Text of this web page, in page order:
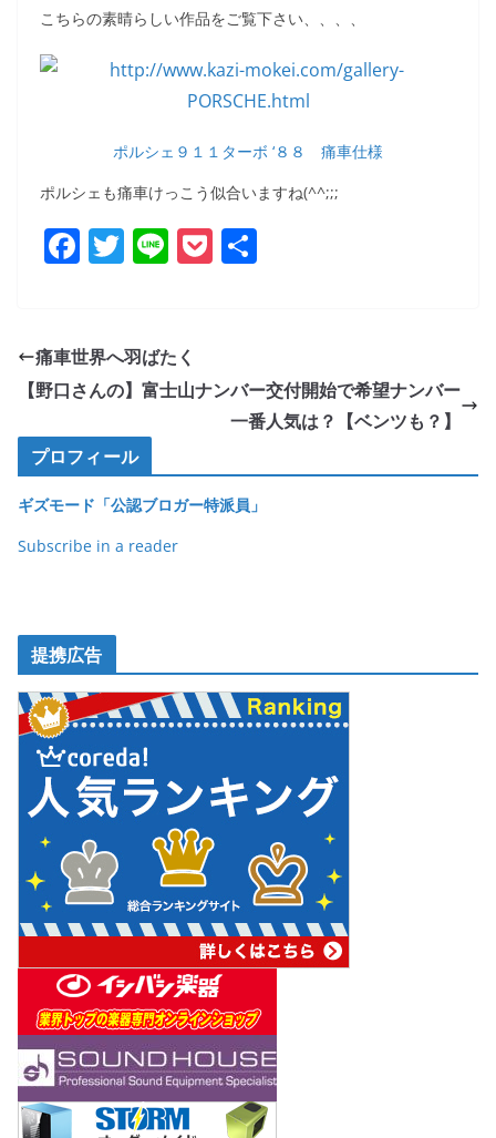
こちらの素晴らしい作品をご覧下さい、、、、
ポルシェ９１１ターボ ‘８８ 痛車仕様
ポルシェも痛車けっこう似合いますね(^^;;;
F
e
b
o
k
T
er
Li P
痛車世界へ羽ばたく
【野口さんの】富士山ナンバー交付開始で希望ナンバー
一番人気は？【ベンツも？】
プロフィール
ギズモード「公認ブロガー特派員」
Subscribe in a reader
提携広告